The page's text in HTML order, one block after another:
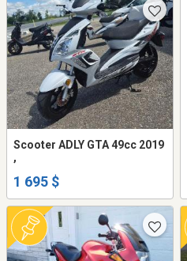
Scooter ADLY GTA 49cc 2019
,
1 695 $